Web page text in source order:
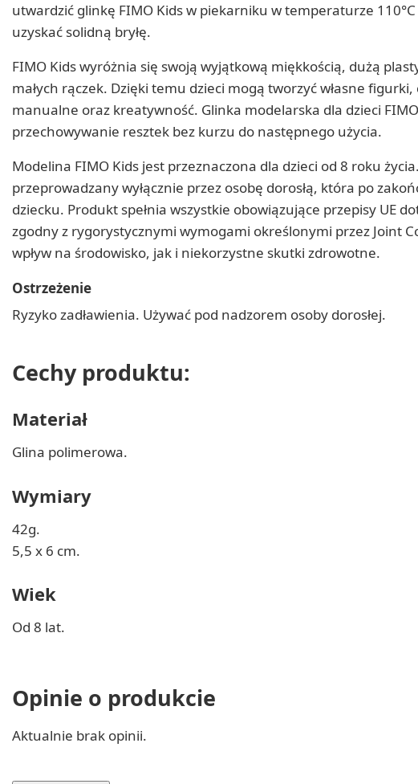
utwardzić glinkę FIMO Kids w piekarniku w temperaturze
uzyskać solidną bryłę.
FIMO Kids wyróżnia się swoją wyjątkową miękkością, dużą
małych rączek. Dzięki temu dzieci mogą tworzyć własne
manualne oraz kreatywność. Glinka modelarska dla dzieci
przechowywanie resztek bez kurzu do następnego użycia.
Modelina FIMO Kids jest przeznaczona dla dzieci od 8 roku
przeprowadzany wyłącznie przez osobę dorosłą, która po
dziecku. Produkt spełnia wszystkie obowiązujące przepisy UE
zgodny z rygorystycznymi wymogami określonymi przez Joint
wpływ na środowisko, jak i niekorzystne skutki zdrowotne.
Ostrzeżenie
Ryzyko zadławienia. Używać pod nadzorem osoby dorosłej.
Cechy produktu:
Materiał
Glina polimerowa.
Wymiary
42g.
5,5 x 6 cm.
Wiek
Od 8 lat.
Opinie o produkcie
Aktualnie brak opinii.